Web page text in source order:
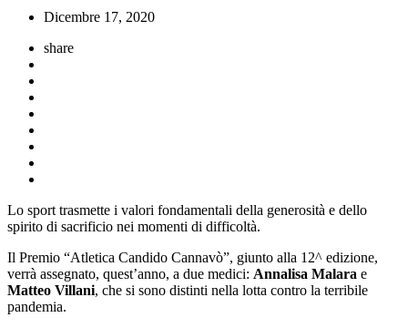
Dicembre 17, 2020
share
Lo sport trasmette i valori fondamentali della generosità e dello
spirito di sacrificio nei momenti di difficoltà.
Il Premio “Atletica Candido Cannavò”, giunto alla 12^ edizione,
verrà assegnato, quest’anno, a due medici: Annalisa Malara e
Matteo Villani, che si sono distinti nella lotta contro la terribile
pandemia.